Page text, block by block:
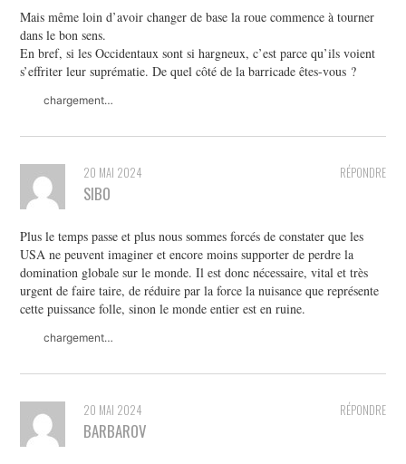
Mais même loin d’avoir changer de base la roue commence à tourner
dans le bon sens.
En bref, si les Occidentaux sont si hargneux, c’est parce qu’ils voient
s’effriter leur suprématie. De quel côté de la barricade êtes-vous ?
chargement…
RÉPONDRE
20 MAI 2024
SIBO
Plus le temps passe et plus nous sommes forcés de constater que les
USA ne peuvent imaginer et encore moins supporter de perdre la
domination globale sur le monde. Il est donc nécessaire, vital et très
urgent de faire taire, de réduire par la force la nuisance que représente
cette puissance folle, sinon le monde entier est en ruine.
chargement…
RÉPONDRE
20 MAI 2024
BARBAROV